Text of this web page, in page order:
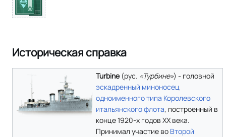
Историческая справка
Turbine(рус. «Турбине») - головной
эскадренный миноносец
одноименного типа Королевского
итальянского флота, построенный в
конце 1920-х годов XX века.
Принимал участие во Второй